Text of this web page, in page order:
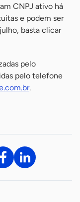
CNPJ ativo há
e podem ser
basta clicar
pelo
pelo telefone
.